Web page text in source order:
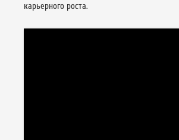
карьерного роста.